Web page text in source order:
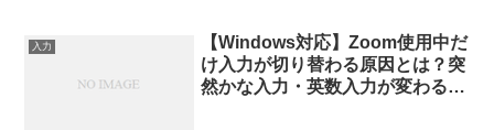
入力
【Windows対応】Zoom使用中だ
け入力が切り替わる原因とは？突
然かな入力・英数入力が変わる悩